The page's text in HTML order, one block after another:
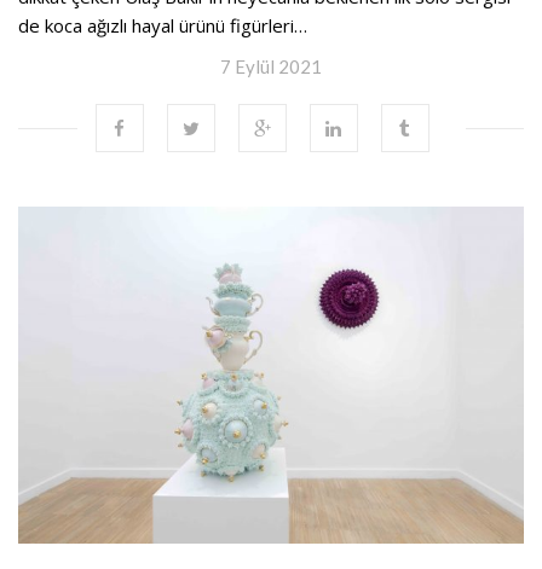
de koca ağızlı hayal ürünü figürleri…
7 Eylül 2021